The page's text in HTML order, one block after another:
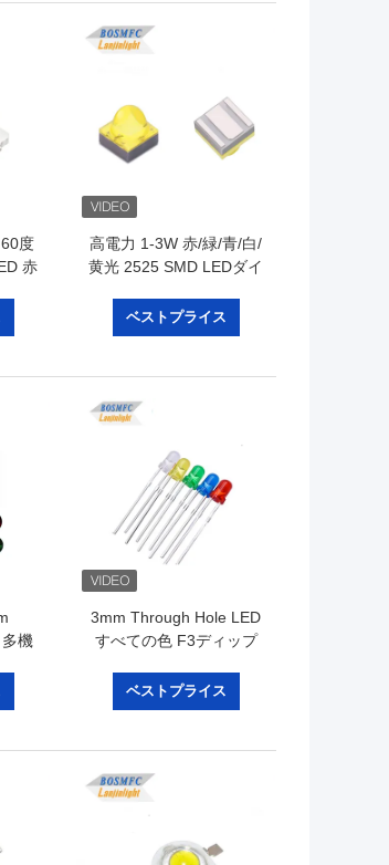
度
赤
高電力 1-3W 赤/緑/青/白/
黄光 2525 SMD LEDダイ
車用ライト
ベストプライス
機
3mm Through Hole LED
すべての色 F3ディップ
用
ベストプライス